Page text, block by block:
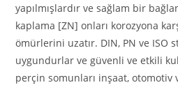
yapılmışlardır ve sağlam bir
kaplama [ZN] onları korozyona
ömürlerini uzatır. DIN, PN ve ISO
uygundurlar ve güvenli ve etkili
perçin somunları inşaat,